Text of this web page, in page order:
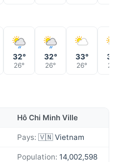
32°
26°
32°
26°
33°
26° 26°
Hô Chi Minh Ville
Pays: 🇻🇳 Vietnam
Population: 14,002,598